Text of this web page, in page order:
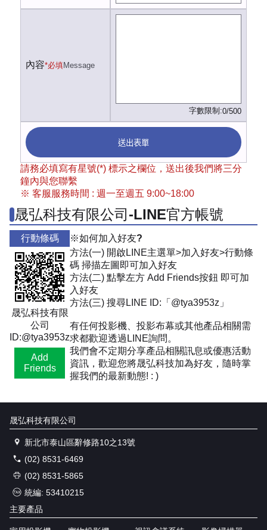
內容*必填Message
字數限制:0/500
送出表單
請務必填寫有星號(*) 標示之欄位，送出後我們將三分
鐘內與您聯繫
※ 客服服務時間 : 週一至週五 9:00~18:00
晟弘科技有限公司-LINE官方帳號
行動條碼
晟弘科技有限
公司
ID:@tya3953z
Add
Friends
※如何加入好友?
方法(一) 開啟LINE主選單>加入好友>行動條
碼 掃描左圖即可加入好友
方法(二) 點擊左方 Add Friends按鈕 即可加
入好友
方法(三) 搜尋LINE ID:「@tya3953z」
有任何投影機、投影布幕或其他產品相關需
求都歡迎透過LINE詢問。
我們會不定期分享產品相關訊息或優惠活動
資訊，歡迎您將晟弘科技加為好友，隨時掌
握我們的最新動態! : )
晟弘科技有限公司
新北市泰山區辭修路10之13號
(02) 8531-6469
(02) 8531-5865
統編: 53410215
主要產品